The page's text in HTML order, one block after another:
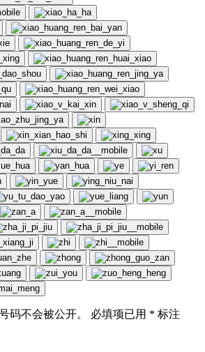
码不会被公开。 必填项已用 * 标注